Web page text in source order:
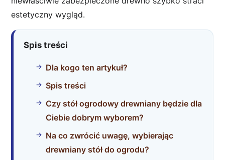
estetyczny wygląd.
Spis treści
Dla kogo ten artykuł?
Spis treści
Czy stół ogrodowy drewniany będzie dla
Ciebie dobrym wyborem?
Na co zwrócić uwagę, wybierając
drewniany stół do ogrodu?